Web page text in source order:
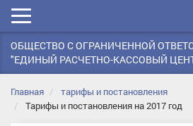
Мобильное
меню
ОБЩЕСТВО С ОГРАНИЧЕННОЙ
"ЕДИНЫЙ РАСЧЕТНО-КАССОВЫЙ
Главная
тарифы и постановления
Тарифы и постановления на 2017 год